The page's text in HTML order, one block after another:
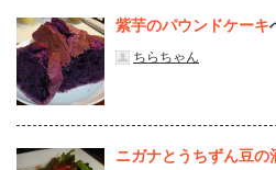
紫芋のパウンドケーキ
ちらちゃん
ニガナとうちずん豆の